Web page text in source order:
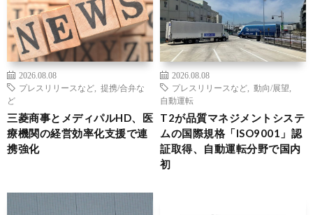
2026.08.08
プレスリリースなど
提携/合弁な
ど
三菱商事とメディパルHD、医
療機関の経営効率化支援で連
携強化
2026.08.08
プレスリリースなど
動向/展望
自動運転
T2が品質マネジメントシステ
ムの国際規格「ISO9001」認
証取得、自動運転分野で国内
初